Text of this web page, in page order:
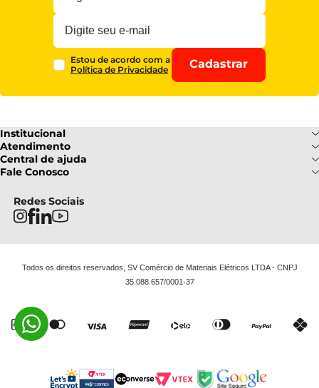
Estou de acordo com a
Política de Privacidade
Cadastrar
Institucional
Sobre Nós
Nossas Lojas
Privacidade e Segurança
Termos e Condições
Atendimento
Formas de pagamento
Regulamentos
Central de ajuda
Fale Conosco
Frete e Entrega
Troca e Devoluções
Fale Conosco
(085) 3214-7900
Segunda a Sexta: 08h as 18h | Sábado
: 08h ás 12h
Redes Sociais
Todos os direitos reservados, SV Comércio de Materiais Elétricos LTDA - CNPJ
35.088.657/0001-37